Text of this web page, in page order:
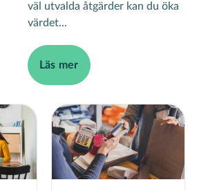
väl utvalda åtgärder kan du öka
värdet...
Läs mer